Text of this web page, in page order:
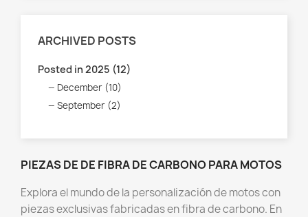
ARCHIVED POSTS
Posted in 2025 (12)
December (10)
September (2)
PIEZAS DE DE FIBRA DE CARBONO PARA MOTOS
Explora el mundo de la personalización de motos con
piezas exclusivas fabricadas en fibra de carbono. En